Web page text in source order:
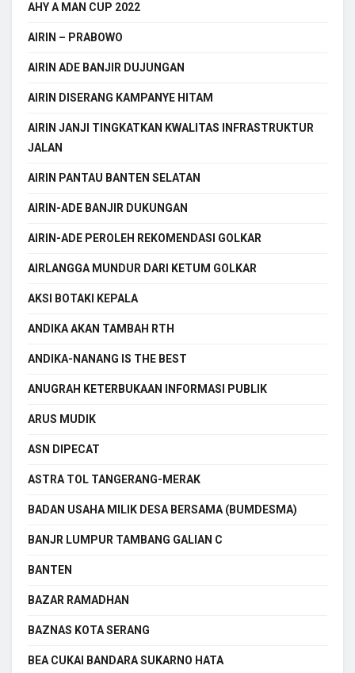
AHY A MAN CUP 2022
AIRIN – PRABOWO
AIRIN ADE BANJIR DUJUNGAN
AIRIN DISERANG KAMPANYE HITAM
AIRIN JANJI TINGKATKAN KWALITAS INFRASTRUKTUR
JALAN
AIRIN PANTAU BANTEN SELATAN
AIRIN-ADE BANJIR DUKUNGAN
AIRIN-ADE PEROLEH REKOMENDASI GOLKAR
AIRLANGGA MUNDUR DARI KETUM GOLKAR
AKSI BOTAKI KEPALA
ANDIKA AKAN TAMBAH RTH
ANDIKA-NANANG IS THE BEST
ANUGRAH KETERBUKAAN INFORMASI PUBLIK
ARUS MUDIK
ASN DIPECAT
ASTRA TOL TANGERANG-MERAK
BADAN USAHA MILIK DESA BERSAMA (BUMDESMA)
BANJR LUMPUR TAMBANG GALIAN C
BANTEN
BAZAR RAMADHAN
BAZNAS KOTA SERANG
BEA CUKAI BANDARA SUKARNO HATA